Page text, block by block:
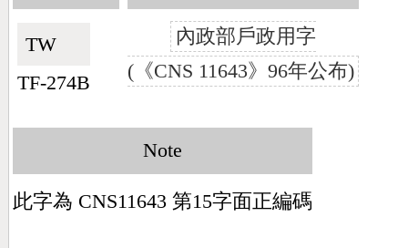
TW🇹🇼
TF-274B
內政部戶政用字
(《CNS 11643》96年公布)
Note
此字為 CNS11643 第15字面正編碼